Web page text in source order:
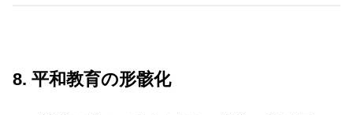
8. 平和教育の形骸化